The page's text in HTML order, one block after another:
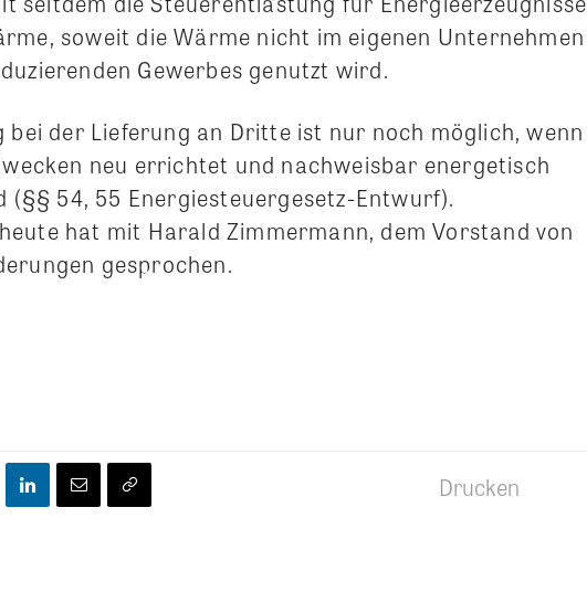
soweit die Wärme nicht im eigenen Unternehmen
Gewerbes genutzt wird.
bei der Lieferung an Dritte ist nur noch möglich, wenn
neu errichtet und nachweisbar energetisch
54, 55 Energiesteuergesetz-Entwurf).
hat mit Harald Zimmermann, dem Vorstand von
gesprochen.
Drucken